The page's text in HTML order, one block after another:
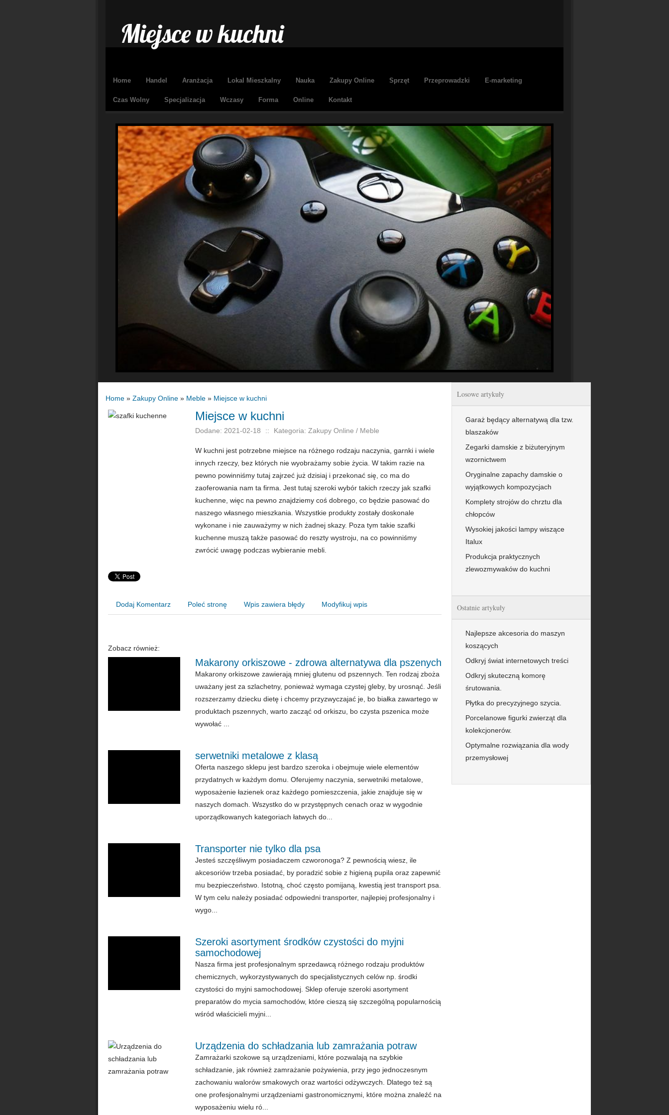
Miejsce w kuchni
Home Handel Aranżacja Lokal Mieszkalny Nauka Zakupy Online Sprzęt Przeprowadzki E-marketing
Czas Wolny Specjalizacja Wczasy Forma Online Kontakt
Home » Zakupy Online » Meble » Miejsce w kuchni
Miejsce w kuchni
Dodane: 2021-02-18 :: Kategoria: Zakupy Online / Meble
W kuchni jest potrzebne miejsce na różnego rodzaju naczynia, garnki i wiele
innych rzeczy, bez których nie wyobrażamy sobie życia. W takim razie na
pewno powinniśmy tutaj zajrzeć już dzisiaj i przekonać się, co ma do
zaoferowania nam ta firma. Jest tutaj szeroki wybór takich rzeczy jak szafki
kuchenne, więc na pewno znajdziemy coś dobrego, co będzie pasować do
naszego własnego mieszkania. Wszystkie produkty zostały doskonale
wykonane i nie zauważymy w nich żadnej skazy. Poza tym takie szafki
kuchenne muszą także pasować do reszty wystroju, na co powinniśmy
zwrócić uwagę podczas wybieranie mebli.
Dodaj Komentarz Poleć stronę Wpis zawiera błędy Modyfikuj wpis
Zobacz również:
Makarony orkiszowe - zdrowa alternatywa dla pszenych
Makarony orkiszowe zawierają mniej glutenu od pszennych. Ten rodzaj zboża
uważany jest za szlachetny, ponieważ wymaga czystej gleby, by urosnąć. Jeśli
rozszerzamy dziecku dietę i chcemy przyzwyczajać je, bo białka zawartego w
produktach pszennych, warto zacząć od orkiszu, bo czysta pszenica może
wywołać ...
serwetniki metalowe z klasą
Oferta naszego sklepu jest bardzo szeroka i obejmuje wiele elementów
przydatnych w każdym domu. Oferujemy naczynia, serwetniki metalowe,
wyposażenie łazienek oraz każdego pomieszczenia, jakie znajduje się w
naszych domach. Wszystko do w przystępnych cenach oraz w wygodnie
uporządkowanych kategoriach łatwych do...
Transporter nie tylko dla psa
Jesteś szczęśliwym posiadaczem czworonoga? Z pewnością wiesz, ile
akcesoriów trzeba posiadać, by poradzić sobie z higieną pupila oraz zapewnić
mu bezpieczeństwo. Istotną, choć często pomijaną, kwestią jest transport psa.
W tym celu należy posiadać odpowiedni transporter, najlepiej profesjonalny i
wygo...
Szeroki asortyment środków czystości do myjni
samochodowej
Nasza firma jest profesjonalnym sprzedawcą różnego rodzaju produktów
chemicznych, wykorzystywanych do specjalistycznych celów np. środki
czystości do myjni samochodowej. Sklep oferuje szeroki asortyment
preparatów do mycia samochodów, które cieszą się szczególną popularnością
wśród właścicieli myjni...
Urządzenia do schładzania lub zamrażania potraw
Zamrażarki szokowe są urządzeniami, które pozwalają na szybkie
schładzanie, jak również zamrażanie pożywienia, przy jego jednoczesnym
zachowaniu walorów smakowych oraz wartości odżywczych. Dlatego też są
one profesjonalnymi urządzeniami gastronomicznymi, które można znaleźć na
wyposażeniu wielu ró...
Losowe artykuły
Garaż będący alternatywą dla tzw.
blaszaków
Zegarki damskie z biżuteryjnym
wzornictwem
Oryginalne zapachy damskie o
wyjątkowych kompozycjach
Komplety strojów do chrztu dla
chłopców
Wysokiej jakości lampy wiszące
Italux
Produkcja praktycznych
zlewozmywaków do kuchni
Ostatnie artykuły
Najlepsze akcesoria do maszyn
koszących
Odkryj świat internetowych treści
Odkryj skuteczną komorę
śrutowania.
Płytka do precyzyjnego szycia.
Porcelanowe figurki zwierząt dla
kolekcjonerów.
Optymalne rozwiązania dla wody
przemysłowej